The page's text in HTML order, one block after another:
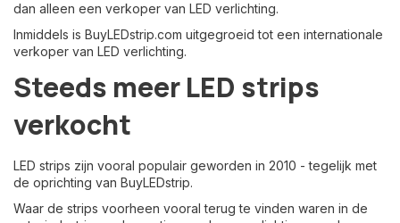
dan alleen een verkoper van LED verlichting.
Inmiddels is BuyLEDstrip.com uitgegroeid tot een internationale
verkoper van LED verlichting.
Steeds meer LED strips
verkocht
LED strips zijn vooral populair geworden in 2010 - tegelijk met
de oprichting van BuyLEDstrip.
Waar de strips voorheen vooral terug te vinden waren in de